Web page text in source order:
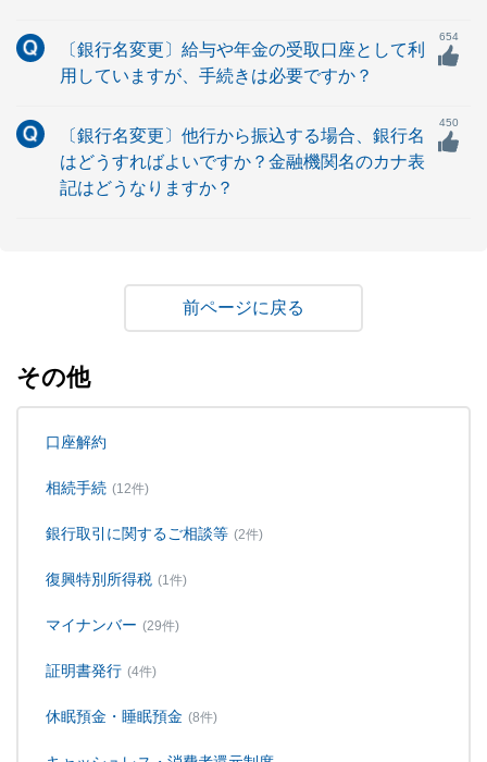
〔銀行名変更〕給与や年金の受取口座として利
用していますが、手続きは必要ですか？
654
〔銀行名変更〕他行から振込する場合、銀行名
はどうすればよいですか？金融機関名のカナ表
記はどうなりますか？
450
戻る
その他
口座解約
相続手続 (12件)
銀行取引に関するご相談等 (2件)
復興特別所得税 (1件)
マイナンバー (29件)
証明書発行 (4件)
休眠預金・睡眠預金 (8件)